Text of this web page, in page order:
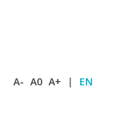
A- A0 A+ | EN